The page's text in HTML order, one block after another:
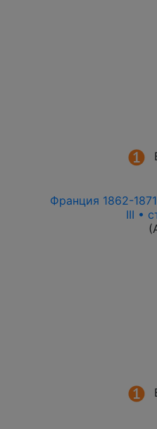
Франция 1862-
III •